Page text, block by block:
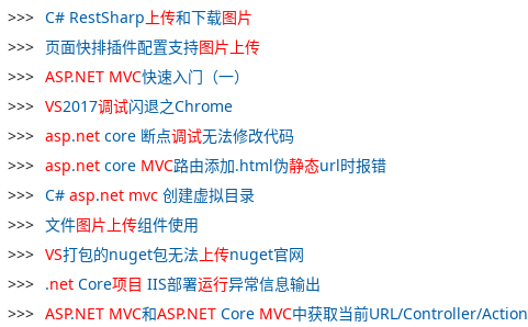
C# RestSharp 上传和下载图片
页面快排插件配置支持图片 上传
ASP.NET MVC快速入门（一）
VS2017调试闪退之Chrome
asp.net core 断点调试无法修改代码
asp.net core MVC路由添加.html伪静态url时报错
C# asp.net mvc 创建虚拟目录
文件图片 上传组件使用
VS打包的nuget包无法 上传nuget官网
.net Core项目 IIS部署运行异常信息输出
ASP.NET MVC和ASP.NET Core MVC中获取当前URL/Controller/Action